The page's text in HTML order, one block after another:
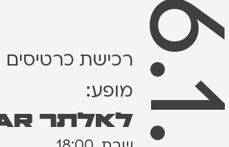
רכישת כרטיסים
מופע:
לאלתר ALTAR